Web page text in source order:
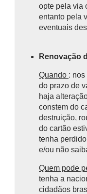
opte pela via
entanto pela
eventuais
Renovação
Quando :
do prazo de
haja
constem do
destruição,
do cartão
tenha
e/ou não
Quem pode
tenha a
cidadãos